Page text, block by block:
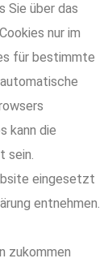
Sie über das
nur im
für bestimmte
kann die
sein.
eingesetzt
entnehmen.
zukommen